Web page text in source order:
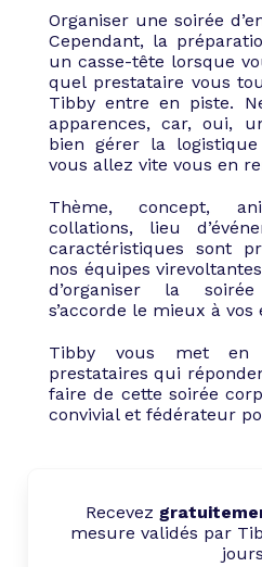
Organiser une soirée
Cependant, la
un casse-tête lorsque
quel prestataire vous
Tibby entre en piste.
apparences, car, oui,
bien gérer la
vous allez vite vous en
Thème, concept,
collations, lieu
caractéristiques sont
nos équipes
d’organiser la
s’accorde le mieux à vos
Tibby vous met en
prestataires qui
faire de cette soirée
convivial et fédérateur
Recevez
mesure validés par
jours